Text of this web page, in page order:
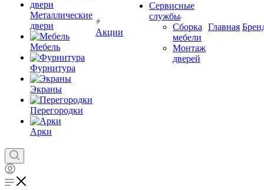
Металлические
двери
Мебель
Фурнитура
Экраны
Перегородки
Арки
Акции
Сервисные
службы
Сборка
мебели
Монтаж
дверей
Главная